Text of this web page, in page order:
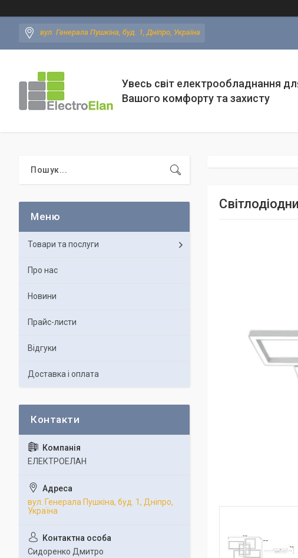
вул. Генерала Пушкіна, буд. 1, Дніпро, Україна
Увесь світ електрообладнання
Вашого комфорту та захисту
Товари та послуги
Про нас
Новини
Прайс-листи
Відгуки
Доставка і оплата
ЕЛЕКТРОЕЛАН
вул. Генерала Пушкіна, буд. 1, Дніпро,
Україна
Сидоренко Дмитро